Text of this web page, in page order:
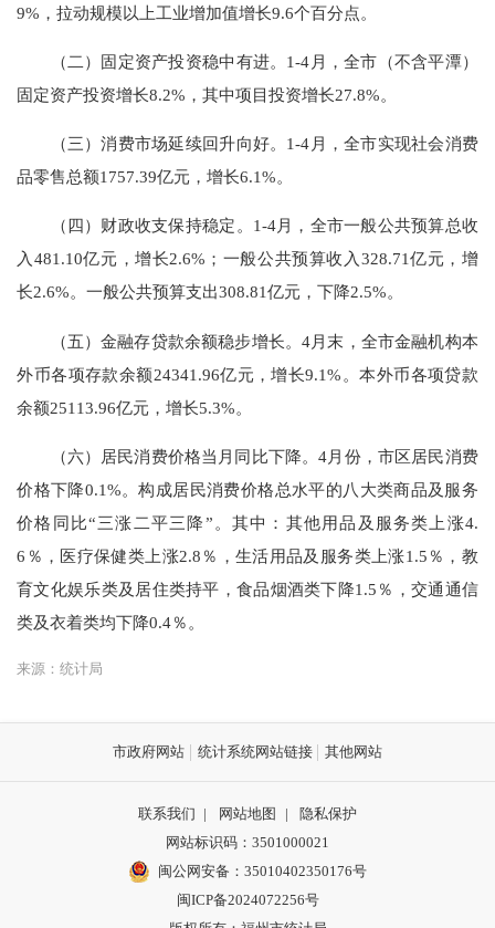
9%，拉动规模以上工业增加值增长9.6个百分点。
（二）固定资产投资稳中有进。 1-4月，全市（不含平潭）
固定资产投资增长8.2%，其中项目投资增长27.8%。
（三）消费市场延续回升向好。 1-4月，全市实现社会消费
品零售总额1757.39亿元，增长6.1%。
（四）财政收支保持稳定。 1-4月，全市一般公共预算总收
入 481.10亿元，增长2.6%；一般公共预算收入 328.71亿元，增
长2.6%。一般公共预算支出308.81亿元，下降2.5%。
（五）金融存贷款余额稳步增长。4月末，全市金融机构本
外币各项存款余额24341.96亿元，增长9.1%。本外币各项贷款
余额25113.96亿元，增长5.3%。
（六）居民消费价格当月同比下降。4月份，市区居民消费
价格下降0.1%。构成居民消费价格总水平的八大类商品及服务
价格同比“三涨二平三降”。其中：其他用品及服务类上涨4.
6％，医疗保健类上涨2.8％，生活用品及服务类上涨1.5％，教
育文化娱乐类及居住类持平，食品烟酒类下降1.5％，交通通信
类及衣着类均下降0.4％ 。
来源：统计局
市政府网站 统计系统网站链接 其他网站
联系我们 | 网站地图 |
隐私保护
网站标识码：3501000021
闽公网安备：35010402350176号
闽ICP备2024072256号